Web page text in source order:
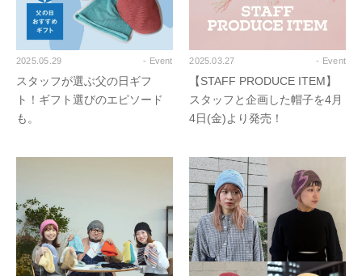
2025.05.29 - Event
スタッフが選ぶ父の日ギフ
ト！ギフト選びのエピソード
も。
2025.03.27 - Event
【STAFF PRODUCE ITEM】
スタッフと企画した帽子を4月
4日(金)より発売！